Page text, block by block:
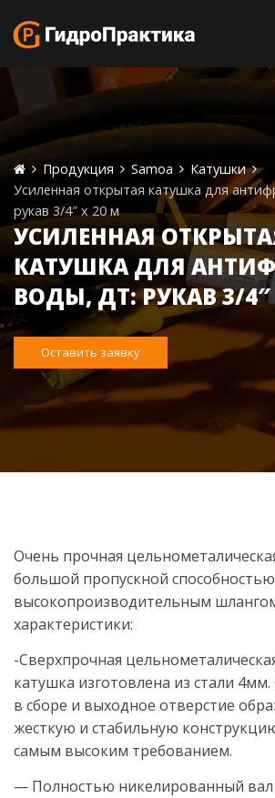
Продукция Samoa
Катушки
Усиленная открытая катушка для
рукав 3/4″ х 20 м
УСИЛЕННАЯ
КАТУШКА ДЛЯ
ВОДЫ, ДТ: РУКАВ 3/
Оставить заявку
Очень прочная
большой пропускной
высокопроизводительным
характеристики:
-Сверхпрочная
катушка изготовлена из стали
в сборе и выходное отверстие
жесткую и стабильную
самым высоким требованием.
— Полностью никелированный